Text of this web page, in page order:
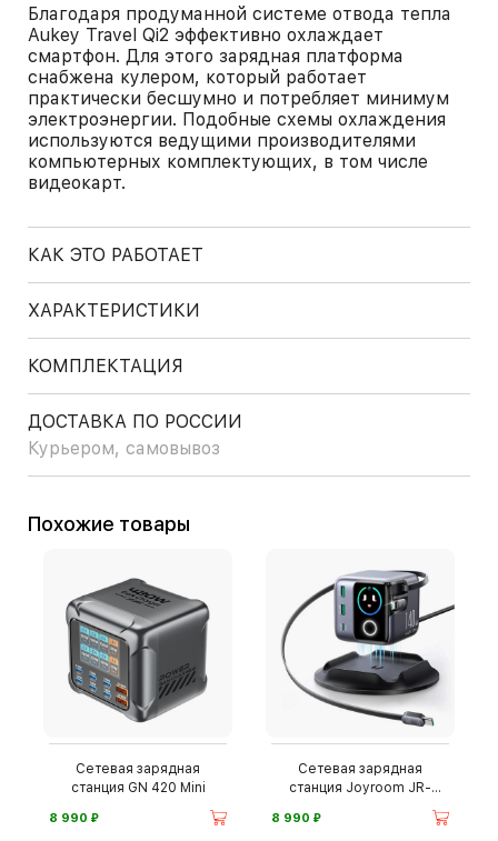
Благодаря продуманной системе отвода тепла
Aukey Travel Qi2 эффективно охлаждает
смартфон. Для этого зарядная платформа
снабжена кулером, который работает
практически бесшумно и потребляет минимум
электроэнергии. Подобные схемы охлаждения
используются ведущими производителями
компьютерных комплектующих, в том числе
видеокарт.
КАК ЭТО РАБОТАЕТ
ХАРАКТЕРИСТИКИ
КОМПЛЕКТАЦИЯ
ДОСТАВКА ПО РОССИИ
Курьером, самовывоз
Похожие товары
Сетевая зарядная
станция GN 420 Mini
8 990 ⃏
Сетевая зарядная
станция Joyroom JR-
8 990 ⃏